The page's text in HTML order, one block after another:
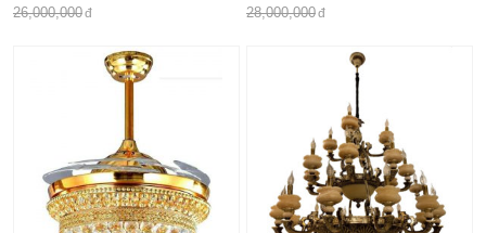
cả căn hộ của gia...
26,000,000
những giá trị thực sự cho cả...
28,000,000